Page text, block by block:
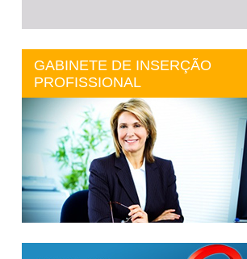
GABINETE DE INSERÇÃO
PROFISSIONAL